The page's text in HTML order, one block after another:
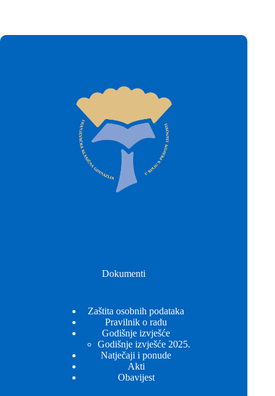
Dokumenti
Zaštita osobnih podataka
Pravilnik o radu
Godišnje izvješće
Godišnje izvješće 2025.
Natječaji i ponude
Akti
Obavijest